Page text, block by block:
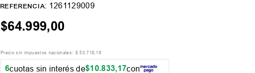
REFERENCIA: 1261129009
$64.999,00
Precio sin impuestos nacionales: $ 53.718,18
6cuotas sin interés de$10.833,17con